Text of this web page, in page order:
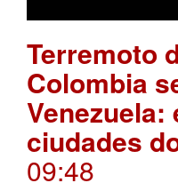
Terremoto
Colombia
Venezuela:
ciudades
09:48